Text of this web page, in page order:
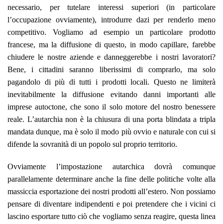
necessario, per tutelare interessi superiori (in particolare
l’occupazione ovviamente), introdurre dazi per renderlo meno
competitivo. Vogliamo ad esempio un particolare prodotto
francese, ma la diffusione di questo, in modo capillare, farebbe
chiudere le nostre aziende e danneggerebbe i nostri lavoratori?
Bene, i cittadini saranno liberissimi di comprarlo, ma solo
pagandolo di più di tutti i prodotti locali. Questo ne limiterà
inevitabilmente la diffusione evitando danni importanti alle
imprese autoctone, che sono il solo motore del nostro benessere
reale. L’autarchia non è la chiusura di una porta blindata a tripla
mandata dunque, ma è solo il modo più ovvio e naturale con cui si
difende la sovranità di un popolo sul proprio territorio.
Ovviamente l’impostazione autarchica dovrà comunque
parallelamente determinare anche la fine delle politiche volte alla
massiccia esportazione dei nostri prodotti all’estero. Non possiamo
pensare di diventare indipendenti e poi pretendere che i vicini ci
lascino esportare tutto ciò che vogliamo senza reagire, questa linea